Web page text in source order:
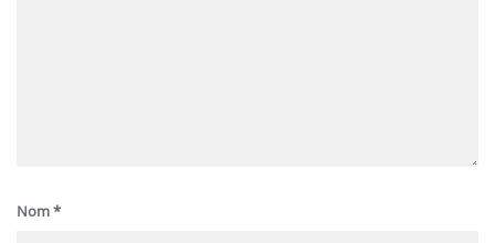
Nom*